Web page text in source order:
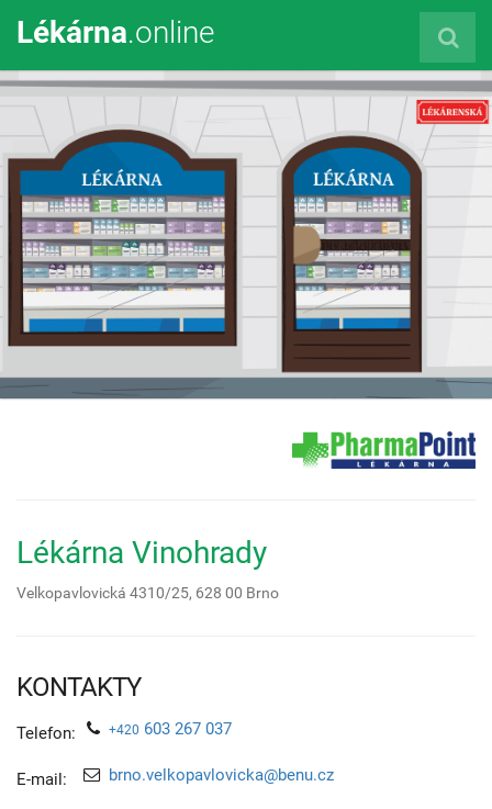
Lékárna.online
Lékárna Vinohrady
Velkopavlovická 4310/25, 628 00 Brno
KONTAKTY
Telefon: +420 603 267 037
E-mail: brno.velkopavlovicka@benu.cz